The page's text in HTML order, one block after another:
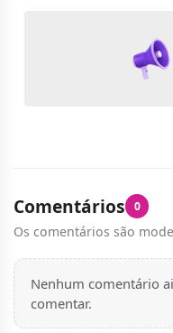
Comentários 0
Os comentários são
Nenhum comentário
comentar.